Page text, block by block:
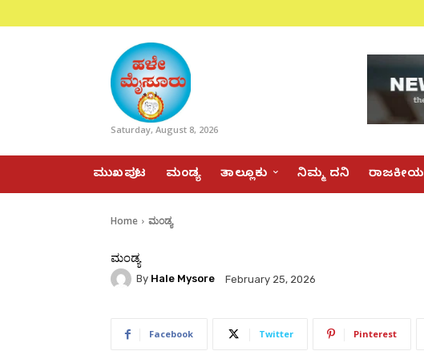
Saturday, August 8, 2026
ಮುಖಪುಟ ಮಂಡ್ಯ ತಾಲ್ಲೂಕು ನಿಮ್ಮ ದನಿ ರಾಜಕೀಯ
Home ಮಂಡ್ಯ
ಮಂಡ್ಯ
By Hale Mysore February 25, 2026
Facebook Twitter Pinterest